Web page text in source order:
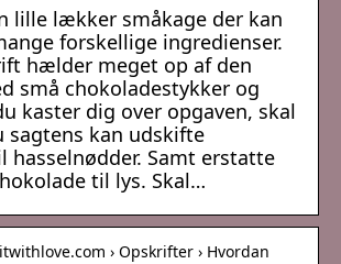
lille lækker småkage der kan
forskellige ingredienser.
hælder meget op af den
små chokoladestykker og
kaster dig over opgaven, skal
sagtens kan udskifte
hasselnødder. Samt erstatte
til lys. Skal…
› Opskrifter › Hvordan